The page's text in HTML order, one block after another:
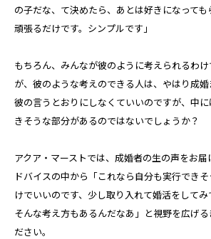
の子だな、て決めたら、あとは好きになって
頑張るだけです。シンプルです」
もちろん、みんなが彼のように考えられるわ
が、彼のような考えのできる人は、やはり成
彼の言うとおりにしなくていいのですが、中
きそうな部分があるのではないでしょうか？
アクア・マーストでは、成婚者の生の声をお
ドバイスの中から「これなら自分も実行でき
けでいいのです、少し取り入れて婚活をしてみ
そんな考え方もあるんだなあ」と視野を広げる
ださい。